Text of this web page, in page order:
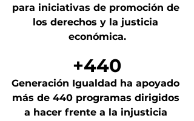
para iniciativas de promoción de
los derechos y la justicia
económica.
+440
Generación Igualdad ha apoyado
más de 440 programas dirigidos
a hacer frente a la injusticia